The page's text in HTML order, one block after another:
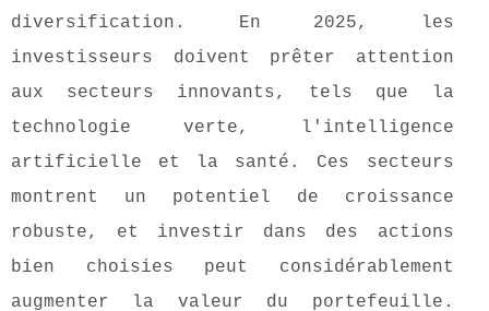
diversification. En 2025, les
investisseurs doivent prêter attention
aux secteurs innovants, tels que la
technologie verte, l'intelligence
artificielle et la santé. Ces secteurs
montrent un potentiel de croissance
robuste, et investir dans des actions
bien choisies peut considérablement
augmenter la valeur du portefeuille.